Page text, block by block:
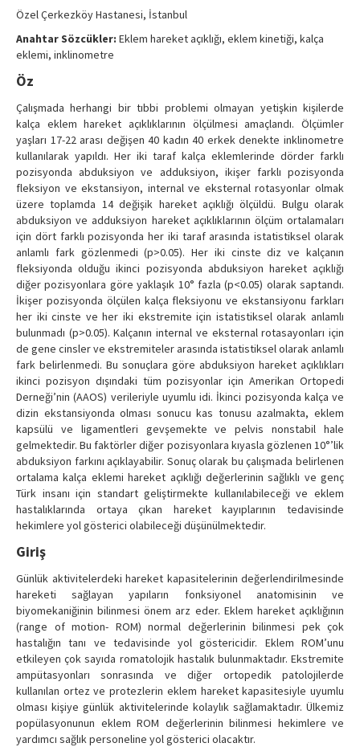
Contact Us
Özel Çerkezköy Hastanesi, İstanbul
Anahtar Sözcükler: Eklem hareket açıklığı, eklem kinetiği, kalça
eklemi, inklinometre
Öz
Çalışmada herhangi bir tıbbi problemi olmayan yetişkin kişilerde
kalça eklem hareket açıklıklarının ölçülmesi amaçlandı. Ölçümler
yaşları 17-22 arası değişen 40 kadın 40 erkek denekte inklinometre
kullanılarak yapıldı. Her iki taraf kalça eklemlerinde dörder farklı
pozisyonda abduksiyon ve adduksiyon, ikişer farklı pozisyonda
fleksiyon ve ekstansiyon, internal ve eksternal rotasyonlar olmak
üzere toplamda 14 değişik hareket açıklığı ölçüldü. Bulgu olarak
abduksiyon ve adduksiyon hareket açıklıklarının ölçüm ortalamaları
için dört farklı pozisyonda her iki taraf arasında istatistiksel olarak
anlamlı fark gözlenmedi (p>0.05). Her iki cinste diz ve kalçanın
fleksiyonda olduğu ikinci pozisyonda abduksiyon hareket açıklığı
diğer pozisyonlara göre yaklaşık 10° fazla (p<0.05) olarak saptandı.
İkişer pozisyonda ölçülen kalça fleksiyonu ve ekstansiyonu farkları
her iki cinste ve her iki ekstremite için istatistiksel olarak anlamlı
bulunmadı (p>0.05). Kalçanın internal ve eksternal rotasayonları için
de gene cinsler ve ekstremiteler arasında istatistiksel olarak anlamlı
fark belirlenmedi. Bu sonuçlara göre abduksiyon hareket açıklıkları
ikinci pozisyon dışındaki tüm pozisyonlar için Amerikan Ortopedi
Derneği’nin (AAOS) verileriyle uyumlu idi. İkinci pozisyonda kalça ve
dizin ekstansiyonda olması sonucu kas tonusu azalmakta, eklem
kapsülü ve ligamentleri gevşemekte ve pelvis nonstabil hale
gelmektedir. Bu faktörler diğer pozisyonlara kıyasla gözlenen 10°’lik
abduksiyon farkını açıklayabilir. Sonuç olarak bu çalışmada belirlenen
ortalama kalça eklemi hareket açıklığı değerlerinin sağlıklı ve genç
Türk insanı için standart geliştirmekte kullanılabileceği ve eklem
hastalıklarında ortaya çıkan hareket kayıplarının tedavisinde
hekimlere yol gösterici olabileceği düşünülmektedir.
Giriş
Günlük aktivitelerdeki hareket kapasitelerinin değerlendirilmesinde
hareketi sağlayan yapıların fonksiyonel anatomisinin ve
biyomekaniğinin bilinmesi önem arz eder. Eklem hareket açıklığının
(range of motion- ROM) normal değerlerinin bilinmesi pek çok
hastalığın tanı ve tedavisinde yol göstericidir. Eklem ROM’unu
etkileyen çok sayıda romatolojik hastalık bulunmaktadır. Ekstremite
ampütasyonları sonrasında ve diğer ortopedik patolojilerde
kullanılan ortez ve protezlerin eklem hareket kapasitesiyle uyumlu
olması kişiye günlük aktivitelerinde kolaylık sağlamaktadır. Ülkemiz
popülasyonunun eklem ROM değerlerinin bilinmesi hekimlere ve
yardımcı sağlık personeline yol gösterici olacaktır.